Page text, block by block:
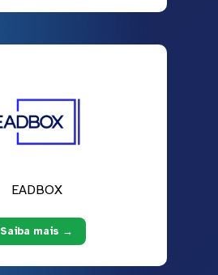
EADBOX
Saiba mais →